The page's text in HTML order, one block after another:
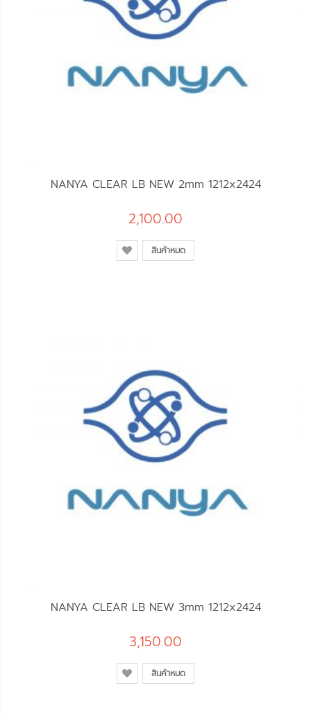
NANYA CLEAR LB NEW 2mm 1212x2424
2,100.00
สินค้าหมด
NANYA CLEAR LB NEW 3mm 1212x2424
3,150.00
สินค้าหมด